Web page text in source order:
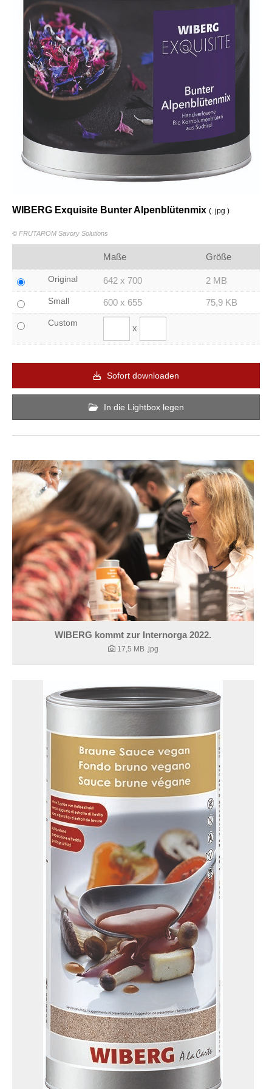
WIBERG Exquisite Bunter Alpenblütenmix (. jpg )
© FRUTAROM Savory Solutions
Maße Größe
Original 642 x 700 2 MB
Small 600 x 655 75,9 KB
Custom x
Sofort downloaden
In die Lightbox legen
WIBERG kommt zur Internorga 2022.
17,5 MB .jpg